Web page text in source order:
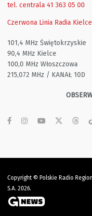
tel. centrala 41 363 05 00
Czerwona Linia Radia Kielce
101,4 MHz Świętokrzyskie
90,4 MHz Kielce
100,0 MHz Włoszczowa
215,072 MHz / KANAŁ 10D
Copyright © Polskie Radio
S.A. 2026.